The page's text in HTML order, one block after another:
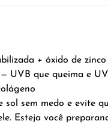
+ óxido de
UVB que queima e
sol sem medo e evite
Esteja você